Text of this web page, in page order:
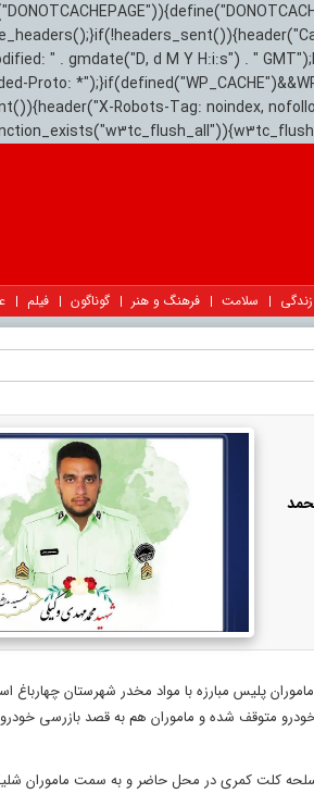
" . gmdate("D, d M Y H:i:s") . "
Proto:
Robots-Tag: noindex,
سلامت فرهنگ و هنر گوناگون فیلم
پلیس مبارزه با مواد مخدر شهرستان چهارباغ
متوقف شده و ماموران هم به قصد بازرسی
کلت کمری در محل حاضر و به سمت ماموران